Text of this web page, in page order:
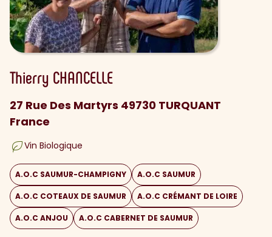
Thierry CHANCELLE
27 Rue Des Martyrs 49730 TURQUANT
France
Vin Biologique
A.O.C SAUMUR-CHAMPIGNY A.O.C SAUMUR
A.O.C COTEAUX DE SAUMUR A.O.C CRÉMANT DE LOIRE
A.O.C ANJOU A.O.C CABERNET DE SAUMUR